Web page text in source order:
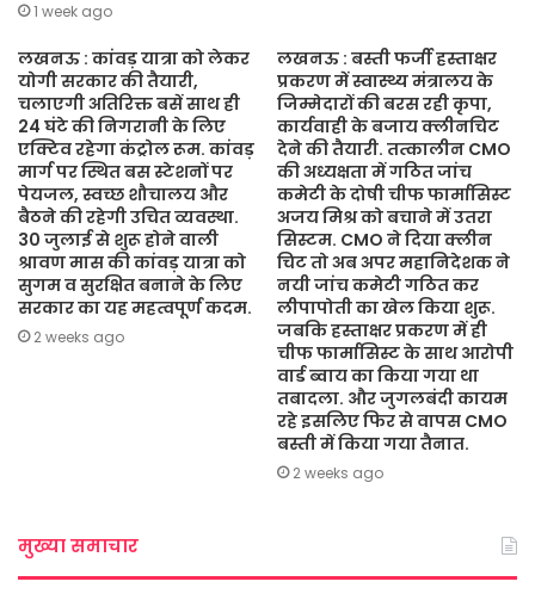
1 week ago
लखनऊ : कांवड़ यात्रा को लेकर
योगी सरकार की तैयारी,
चलाएगी अतिरिक्त बसें साथ ही
24 घंटे की निगरानी के लिए
एक्टिव रहेगा कंट्रोल रूम. कांवड़
मार्ग पर स्थित बस स्टेशनों पर
पेयजल, स्वच्छ शौचालय और
बैठने की रहेगी उचित व्यवस्था.
30 जुलाई से शुरू होने वाली
श्रावण मास की कांवड़ यात्रा को
सुगम व सुरक्षित बनाने के लिए
सरकार का यह महत्वपूर्ण कदम.
2 weeks ago
लखनऊ : बस्ती फर्जी हस्ताक्षर
प्रकरण में स्वास्थ्य मंत्रालय के
जिम्मेदारों की बरस रही कृपा,
कार्यवाही के बजाय क्लीनचिट
देने की तैयारी. तत्कालीन CMO
की अध्यक्षता में गठित जांच
कमेटी के दोषी चीफ फार्मासिस्ट
अजय मिश्र को बचाने में उतरा
सिस्टम. CMO ने दिया क्लीन
चिट तो अब अपर महानिदेशक ने
नयी जांच कमेटी गठित कर
लीपापोती का खेल किया शुरू.
जबकि हस्ताक्षर प्रकरण में ही
चीफ फार्मासिस्ट के साथ आरोपी
वार्ड ब्वाय का किया गया था
तबादला. और जुगलबंदी कायम
रहे इसलिए फिर से वापस CMO
बस्ती में किया गया तैनात.
2 weeks ago
मुख्या समाचार